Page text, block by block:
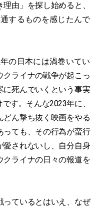
由」を探し始めると、
するものを感じたんで
の日本には渦巻いてい
ライナの戦争が起こっ
に死んでいくという事実
す。そんな2023年に、
ん撃ち抜く映画をやる
っても、その行為が蛮行
愛されないし、自分自身
クライナの日々の報道を
っているとはいえ、なぜ